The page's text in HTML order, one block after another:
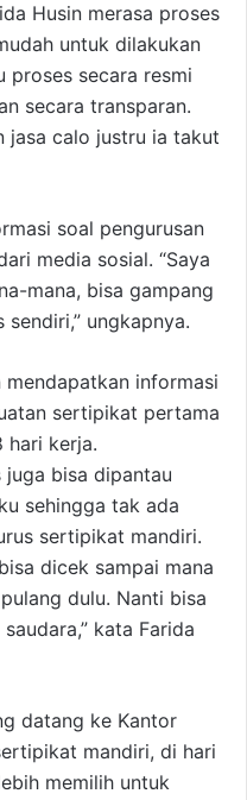
Husin merasa proses
untuk dilakukan
proses secara resmi
secara transparan.
jasa calo justru ia takut
soal pengurusan
media sosial. “Saya
mana, bisa gampang
ungkapnya.
informasi
sertipikat pertama
hari kerja.
juga bisa dipantau
sehingga tak ada
sertipikat mandiri.
dicek sampai mana
dulu. Nanti bisa
kata Farida
datang ke Kantor
mandiri, di hari
memilih untuk